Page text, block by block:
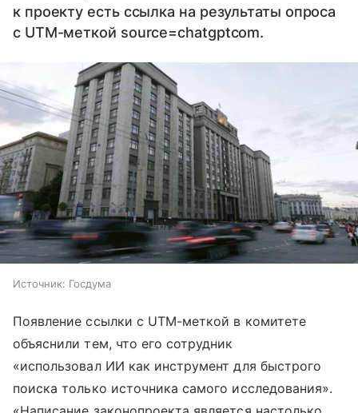
к проекту есть ссылка на результаты опроса
с UTM-меткой source=chatgptcom.
Источник: Госдума
Появление ссылки с UTM-меткой в комитете
объяснили тем, что его сотрудник
«использовал ИИ как инструмент для быстрого
поиска только источника самого исследования».